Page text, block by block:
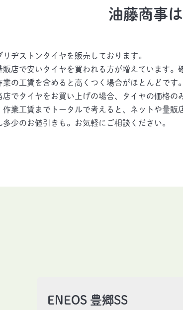
油藤商事
ヂストンタイヤを販売しております。
販店で安いタイヤを買われる方が増えています。
の工賃を含めると高くつく場合がほとんどです。
店でタイヤをお買い上げの場合、タイヤの価格の
作業工賃までトータルで考えると、ネットや量販
多少のお値引きも。お気軽にご相談ください。
ENEOS 豊郷SS